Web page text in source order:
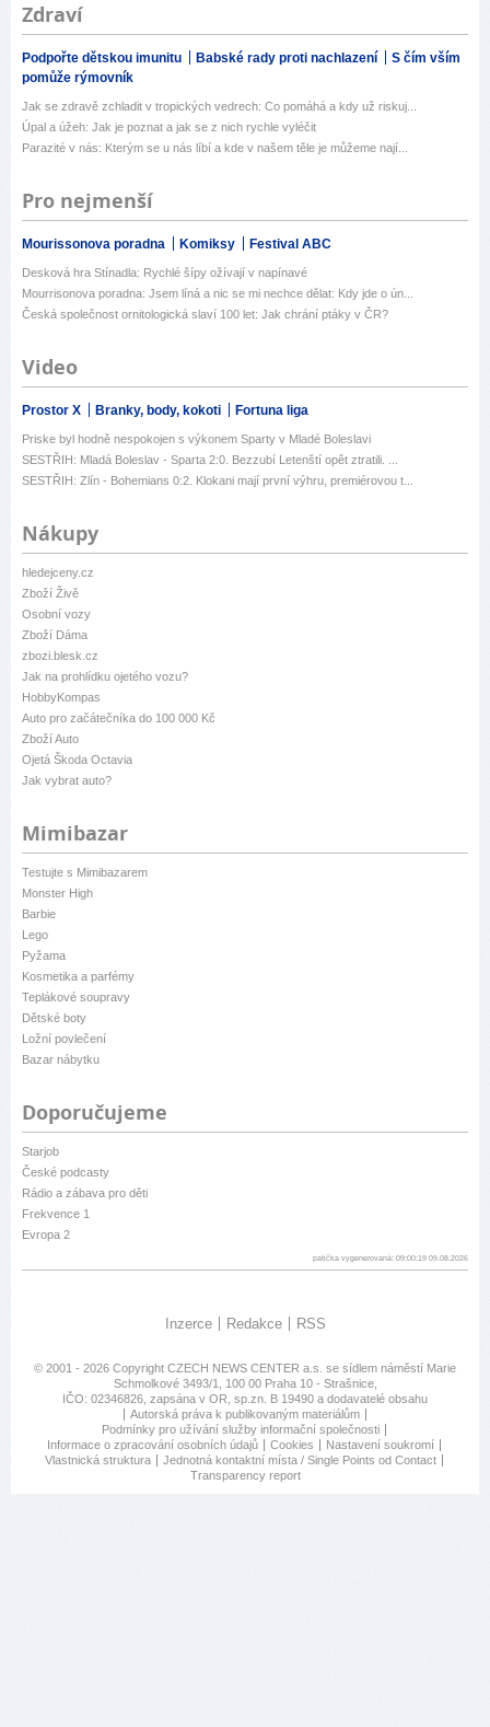
Zdraví
Podpořte dětskou imunitu Babské rady proti nachlazení
S čím vším
pomůže rýmovník
Jak se zdravě zchladit v tropických vedrech: Co pomáhá a kdy už riskuj...
Úpal a úžeh: Jak je poznat a jak se z nich rychle vyléčit
Parazité v nás: Kterým se u nás líbí a kde v našem těle je můžeme nají...
Pro nejmenší
Mourissonova poradna Komiksy Festival ABC
Desková hra Stínadla: Rychlé šípy ožívají v napínavé
Mourrisonova poradna: Jsem líná a nic se mi nechce dělat: Kdy jde o ún...
Česká společnost ornitologická slaví 100 let: Jak chrání ptáky v ČR?
Video
Prostor X Branky, body, kokoti Fortuna liga
Priske byl hodně nespokojen s výkonem Sparty v Mladé Boleslavi
SESTŘIH: Mladá Boleslav - Sparta 2:0. Bezzubí Letenští opět ztratili. ...
SESTŘIH: Zlín - Bohemians 0:2. Klokani mají první výhru, premiérovou t...
Nákupy
hledejceny.cz
Zboží Živě
Osobní vozy
Zboží Dáma
zbozi.blesk.cz
Jak na prohlídku ojetého vozu?
HobbyKompas
Auto pro začátečníka do 100 000 Kč
Zboží Auto
Ojetá Škoda Octavia
Jak vybrat auto?
Mimibazar
Testujte s Mimibazarem
Monster High
Barbie
Lego
Pyžama
Kosmetika a parfémy
Teplákové soupravy
Dětské boty
Ložní povlečení
Bazar nábytku
Doporučujeme
Starjob
České podcasty
Rádio a zábava pro děti
Frekvence 1
Evropa 2
patička vygenerovaná: 09:00:19 09.08.2026
Inzerce Redakce RSS
© 2001 - 2026 Copyright CZECH NEWS CENTER a.s. se sídlem náměstí Marie
Schmolkové 3493/1, 100 00 Praha 10 - Strašnice,
IČO: 02346826, zapsána v OR, sp.zn. B 19490 a dodavatelé obsahu
Autorská práva k publikovaným materiálům
Podmínky pro užívání služby informační společnosti
Informace o zpracování osobních údajů
Cookies
Nastavení soukromí
Vlastnická struktura
Jednotná kontaktní místa / Single Points od Contact
Transparency report